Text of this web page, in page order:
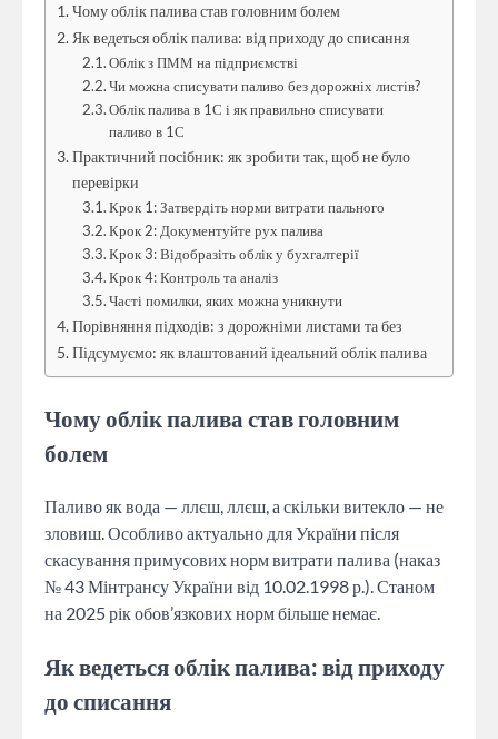
Чому облік палива став головним болем
Як ведеться облік палива: від приходу до списання
Облік з ПММ на підприємстві
Чи можна списувати паливо без дорожніх листів?
Облік палива в 1С і як правильно списувати
паливо в 1С
Практичний посібник: як зробити так, щоб не було
перевірки
Крок 1: Затвердіть норми витрати пального
Крок 2: Документуйте рух палива
Крок 3: Відобразіть облік у бухгалтерії
Крок 4: Контроль та аналіз
Часті помилки, яких можна уникнути
Порівняння підходів: з дорожніми листами та без
Підсумуємо: як влаштований ідеальний облік палива
Чому облік палива став головним
болем
Паливо як вода — ллєш, ллєш, а скільки витекло — не
зловиш. Особливо актуально для України після
скасування примусових норм витрати палива (наказ
№ 43 Мінтрансу України від 10.02.1998 р.). Станом
на 2025 рік обов’язкових норм більше немає.
Як ведеться облік палива: від приходу
до списання